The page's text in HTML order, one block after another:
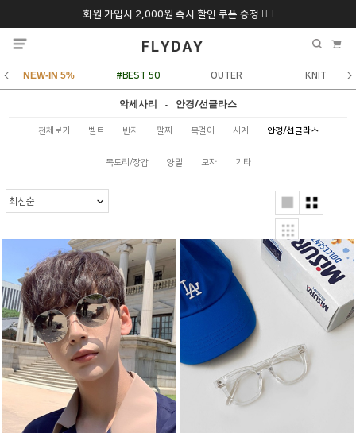
회원 가입시 2,000원 즉시 할인 쿠폰 증정 ❤️‍🔥
추석 특별 할인 10~20% 9/6 화 ~ 9/12월
NEW-IN 5% #BEST 50 OUTER KNIT
악세사리 - 안경/선글라스
전체보기 벨트 반지 팔찌 목걸이 시계 안경/선글라스
목도리/장갑 양말 모자 기타